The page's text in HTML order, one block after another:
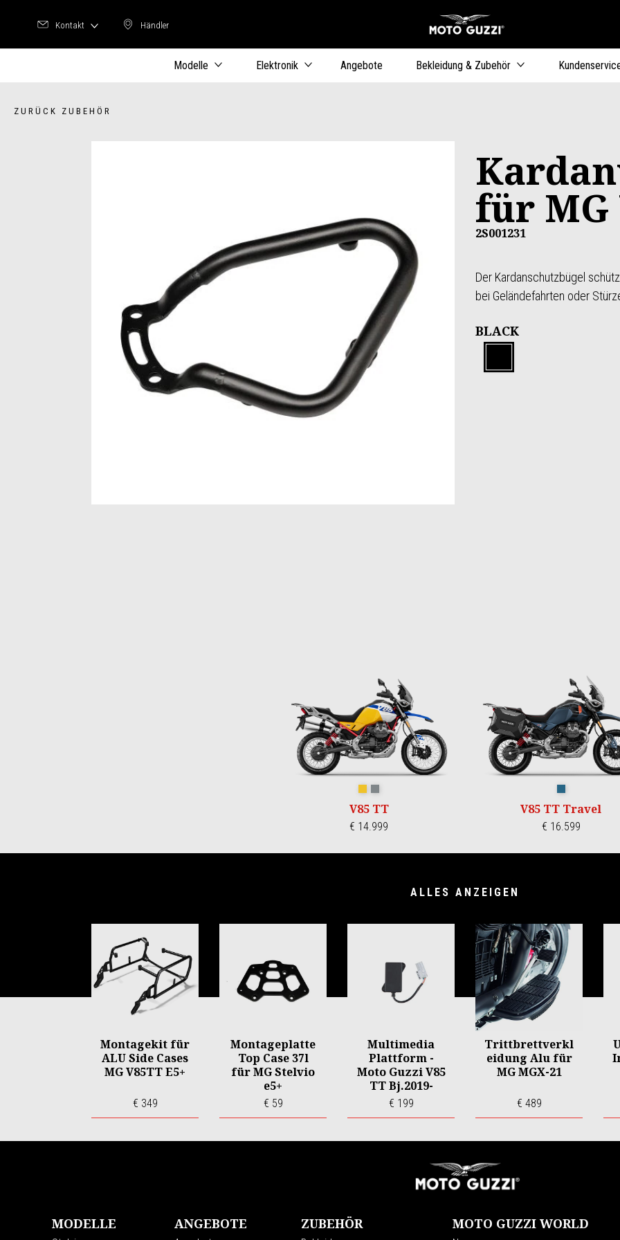
Händler
Händler
Kontakt
Modelle Elektronik Angebote Bekleidung & Zubehör
ZURÜCK ZUBEHÖR
für MG
2S001231
Der Kardanschutzbügel
bei Geländefahrten oder
BLACK
Black
V85 TT
€ 14.999
V85 TT Travel
€ 16.599
ALLES ANZEIGEN
Montagekit für
ALU Side Cases
MG V85TT E5+
€ 349
Montageplatte
Top Case 37l
für MG Stelvio
e5+
€ 59
Multimedia
Plattform -
Moto Guzzi V85
TT Bj.2019-
€ 199
Trittbrettverkl
eidung Alu für
MG MGX-21
€ 489
Item
MODELLE ANGEBOTE ZUBEHÖR MOTO GUZZI WORLD